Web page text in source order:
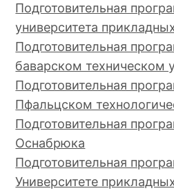
Подготовительная
университета
Подготовительная
баварском техническом
Подготовительная
Пфальцском
Подготовительная
Оснабрюка
Подготовительная
Университете